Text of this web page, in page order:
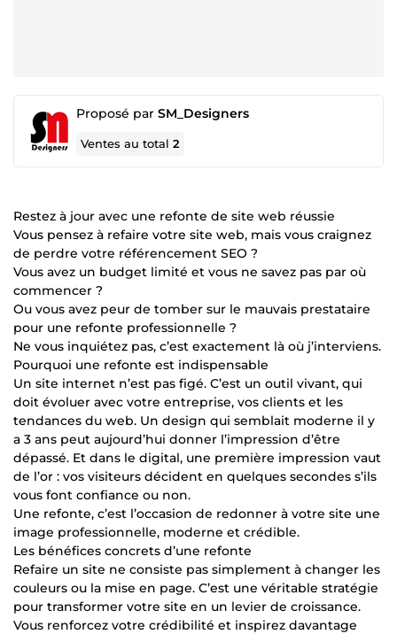
Proposé par SM_Designers
Ventes au total2
Restez à jour avec une refonte de site web réussie
Vous pensez à refaire votre site web, mais vous craignez
de perdre votre référencement SEO ?
Vous avez un budget limité et vous ne savez pas par où
commencer ?
Ou vous avez peur de tomber sur le mauvais prestataire
pour une refonte professionnelle ?
Ne vous inquiétez pas, c’est exactement là où j’interviens.
Pourquoi une refonte est indispensable
Un site internet n’est pas figé. C’est un outil vivant, qui
doit évoluer avec votre entreprise, vos clients et les
tendances du web. Un design qui semblait moderne il y
a 3 ans peut aujourd’hui donner l’impression d’être
dépassé. Et dans le digital, une première impression vaut
de l’or : vos visiteurs décident en quelques secondes s’ils
vous font confiance ou non.
Une refonte, c’est l’occasion de redonner à votre site une
image professionnelle, moderne et crédible.
Les bénéfices concrets d’une refonte
Refaire un site ne consiste pas simplement à changer les
couleurs ou la mise en page. C’est une véritable stratégie
pour transformer votre site en un levier de croissance.
Vous renforcez votre crédibilité et inspirez davantage